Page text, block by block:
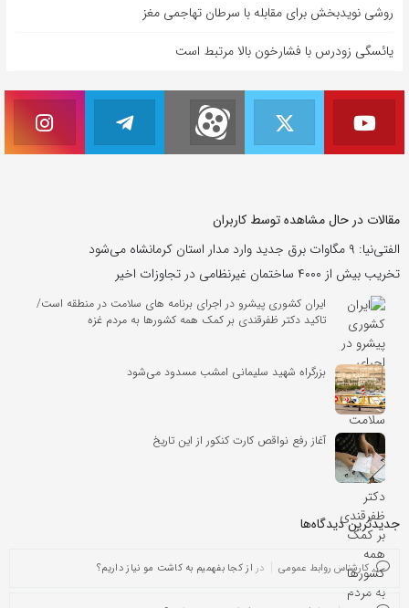
روشی نویدبخش برای مقابله با سرطان تهاجمی مغز
یائسگی زودرس با فشارخون بالا مرتبط است
مقالات در حال مشاهده توسط کاربران
الفتی‌نیا: ۹ مگاوات برق جدید وارد مدار استان کرمانشاه می‌شود
تخریب بیش از ۴۰۰۰ ساختمان غیرنظامی در تجاوزات اخیر
ایران کشوری پیشرو در اجرای برنامه های سلامت در منطقه است/
تاکید دکتر ظفرقندی بر کمک همه کشورها به مردم غزه
بزرگراه شهید سلیمانی امشب مسدود می‌شود
آغاز رفع نواقص کارت کنکور از این تاریخ
جدیدترین دیدگاه‌‌ها
کارشناس روابط عمومی در از کجا بفهمیم به کاشت مو نیاز داریم؟